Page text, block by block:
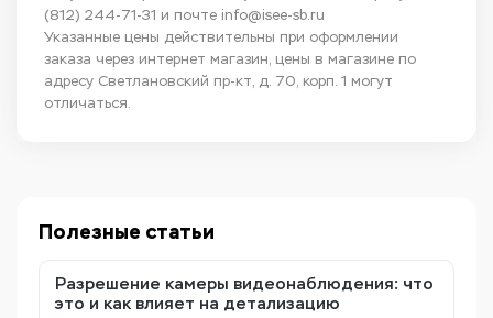
(812) 244-71-31 и почте info@isee-sb.ru
Указанные цены действительны при оформлении
заказа через интернет магазин, цены в магазине по
адресу Светлановский пр-кт, д. 70, корп. 1 могут
отличаться.
Полезные статьи
Разрешение камеры видеонаблюдения: что
это и как влияет на детализацию